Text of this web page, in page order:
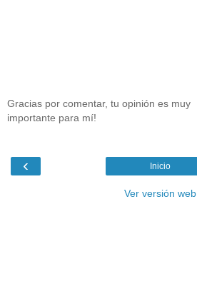
Gracias por comentar, tu opinión es muy
importante para mí!
‹ Inicio
Ver versión web